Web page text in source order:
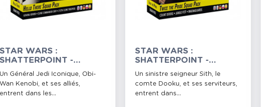
STAR WARS :
SHATTERPOINT -
ESCOUADE HELLO
THERE
Un Général Jedi Iconique, Obi-
Wan Kenobi, et ses alliés,
entrent dans les...
STAR WARS :
SHATTERPOINT -
ESCOUADE TWICE THE
PRIDE
Un sinistre seigneur Sith, le
comte Dooku, et ses serviteurs,
entrent dans...